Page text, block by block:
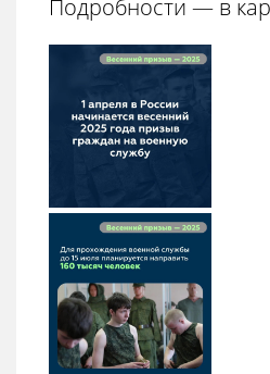
Подробности — в